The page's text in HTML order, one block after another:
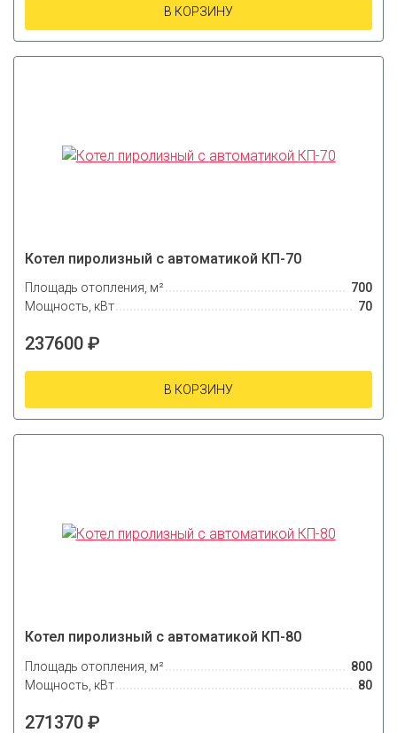
В КОРЗИНУ
Котел пиролизный с автоматикой КП-70
Площадь отопления, м²
700
Мощность, кВт
70
237600 ₽
В КОРЗИНУ
Котел пиролизный с автоматикой КП-80
Площадь отопления, м²
800
Мощность, кВт
80
271370 ₽